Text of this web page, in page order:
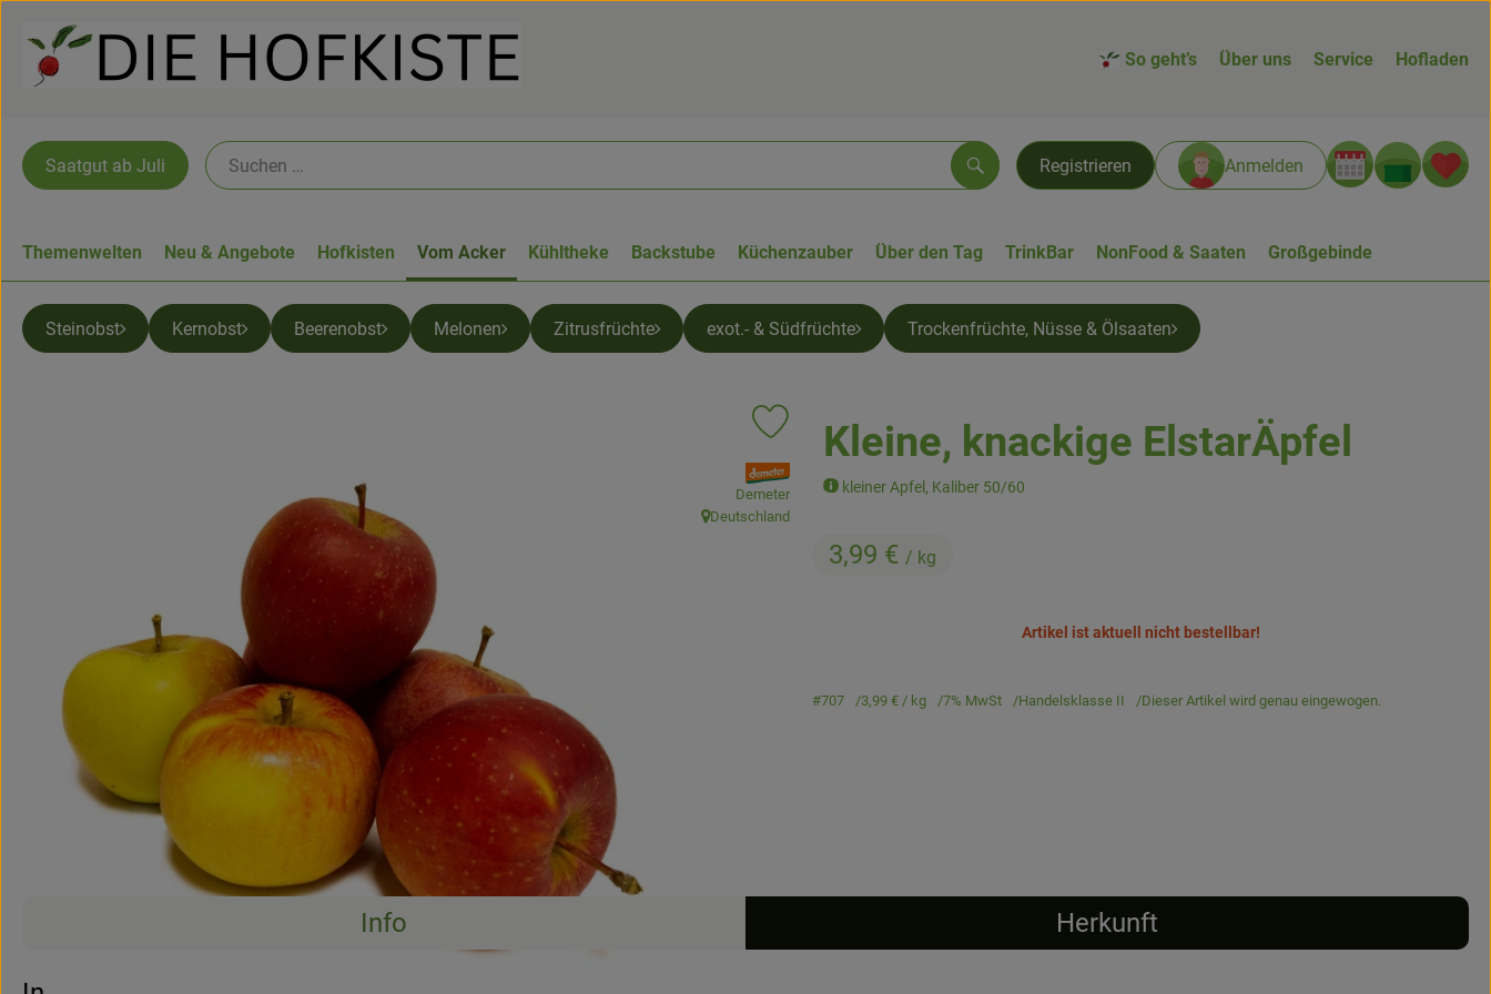
So geht’s Über uns Service Hofladen
Registrieren Anmelden
Suchen
Saatgut ab Juli
Themenwelten Neu & Angebote Hofkisten Vom Acker Kühltheke Backstube Küchenzauber Über den Tag TrinkBar NonFood & Saaten Großgebinde
Steinobst Kernobst Beerenobst Melonen Zitrusfrüchte exot.- & Südfrüchte Trockenfrüchte, Nüsse & Ölsaaten
Kleine, knackige ElstarÄpfel
kleiner Apfel, Kaliber 50/60
3,99 € / kg
Produkt zu Favouriten hinzufügen
, Verband:
Demeter
, Herkunft:
Deutschland
Artikel ist aktuell nicht bestellbar!
#707 3,99 € / kg 7% MwSt Handelsklasse II Dieser Artikel wird genau eingewogen.
Info Herkunft